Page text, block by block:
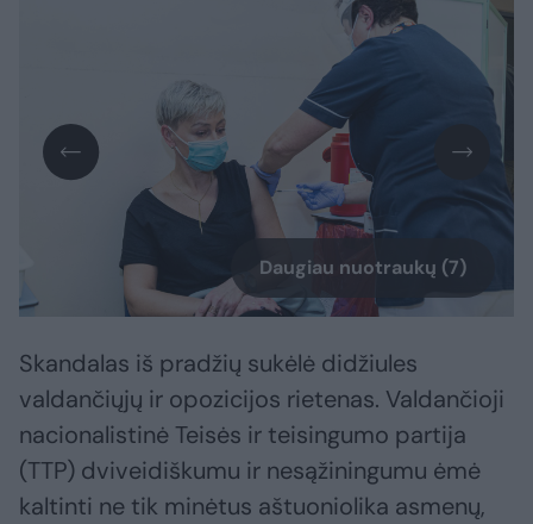
Daugiau nuotraukų (7)
Skandalas iš pradžių sukėlė didžiules
valdančiųjų ir opozicijos rietenas. Valdančioji
nacionalistinė Teisės ir teisingumo partija
(TTP) dviveidiškumu ir nesąžiningumu ėmė
kaltinti ne tik minėtus aštuoniolika asmenų,